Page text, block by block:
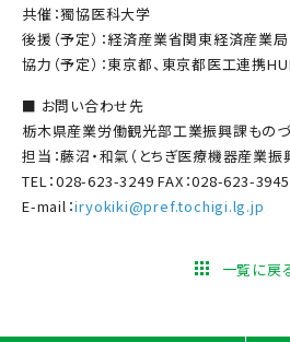
共催：獨協医科大学
後援（予定）：経済産業省関東経済産業局
協力（予定）：東京都、東京都医工連携
■ お問い合わせ先
栃木県産業労働観光部工業振興課もの
担当：藤沼・和氣（とちぎ医療機器産業振
TEL：028-623-3249 FAX：028-623-3945
E-mail：iryokiki@pref.tochigi.lg.jp
一覧に戻